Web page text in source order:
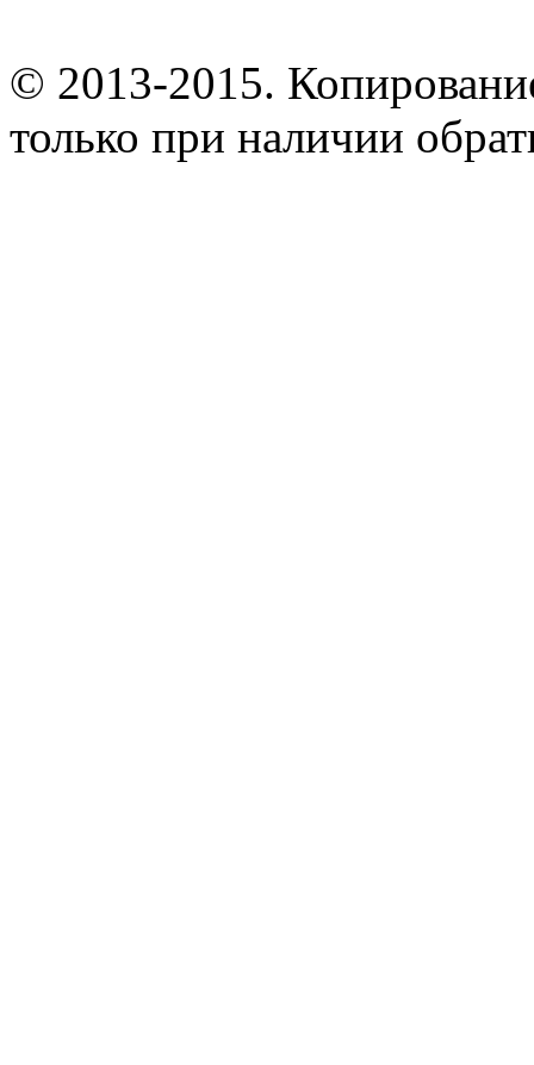
© 2013-2015.
только при наличии